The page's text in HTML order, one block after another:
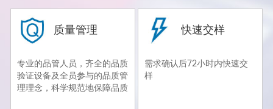
质量管理
专业的品管人员，齐全的品质
验证设备及全员参与的品质管
理理念，科学规范地保障品质
快速交样
需求确认后72小时内快速交
样